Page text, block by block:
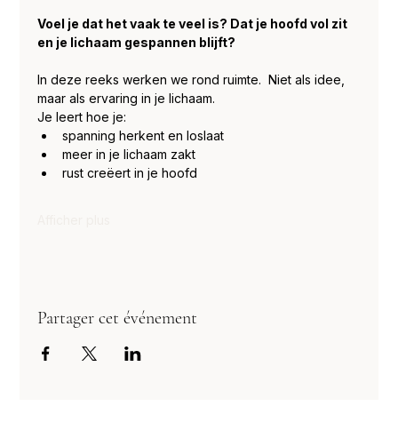
Voel je dat het vaak te veel is? Dat je hoofd vol zit
en je lichaam gespannen blijft?
In deze reeks werken we rond ruimte.  Niet als idee,
maar als ervaring in je lichaam.
Je leert hoe je:
spanning herkent en loslaat
meer in je lichaam zakt
rust creëert in je hoofd
Partager cet événement